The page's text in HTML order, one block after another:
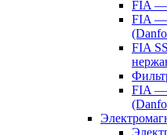
FIA —
FIA —
FIA
FIA —